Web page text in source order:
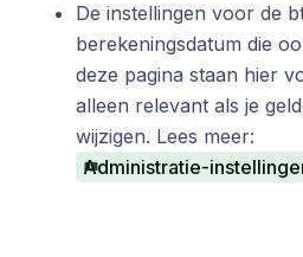
De instellingen voor de
berekeningsdatum die
deze pagina staan hier
alleen relevant als je
wijzigen. Lees meer:
Administratie-